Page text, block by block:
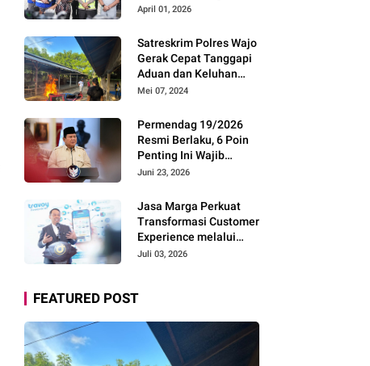
Pastikan Kesiapan
Pemudik Gunakan Rest
Area Alternatif
April 01, 2026
Satreskrim Polres Wajo
Gerak Cepat Tanggapi
Aduan dan Keluhan
Masyarakat Soal Aksi
Mei 07, 2024
Permendag 19/2026
Resmi Berlaku, 6 Poin
Penting Ini Wajib
Diketahui Pengusaha
Juni 23, 2026
Jasa Marga Perkuat
Transformasi Customer
Experience melalui
Expert Sharing Session
Juli 03, 2026
FEATURED POST